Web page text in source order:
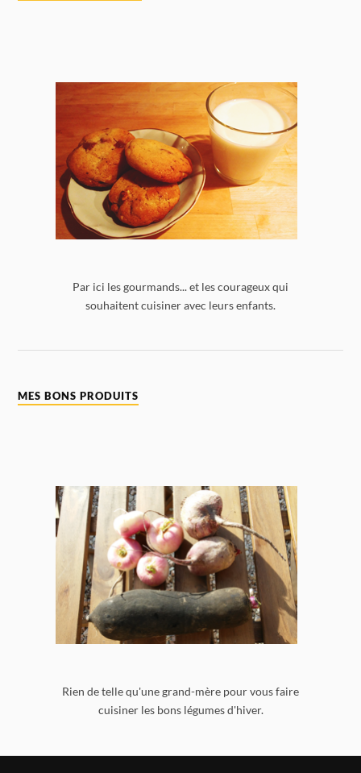
Par ici les gourmands... et les courageux qui
souhaitent cuisiner avec leurs enfants.
MES BONS PRODUITS
Rien de telle qu'une grand-mère pour vous faire
cuisiner les bons légumes d'hiver.